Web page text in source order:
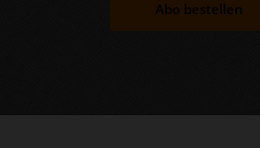
Abo bestellen